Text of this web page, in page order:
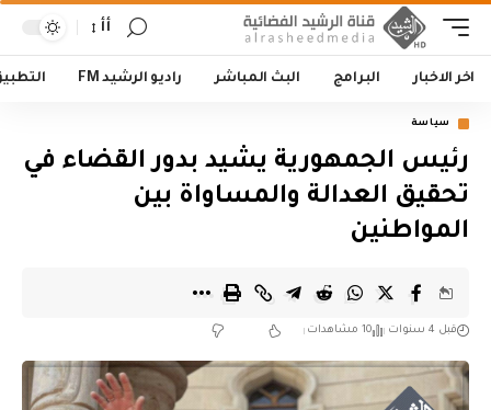
أأ
اخر الاخبار البرامج البث المباشر راديو الرشيد FM
سياسة
‏رئيس الجمهورية يشيد بدور القضاء في
تحقيق العدالة والمساواة بين
المواطنين‬
قبل 4 سنوات 10 مشاهدات